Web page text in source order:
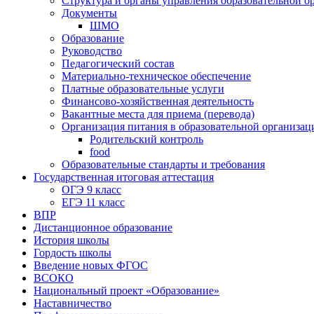
Документы
ШМО
Образование
Руководство
Педагогический состав
Материально-техническое обеспечение
Платные образовательные услуги
Финансово-хозяйственная деятельность
Вакантные места для приема (перевода)
Организация питания в образовательной
Родительский контроль
food
Образовательные стандарты и требования
Государственная итоговая аттестация
ОГЭ 9 класс
ЕГЭ 11 класс
ВПР
Дистанционное образование
История школы
Гордость школы
Введение новых ФГОС
ВСОКО
Национальный проект «Образование»
Наставничество